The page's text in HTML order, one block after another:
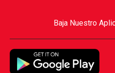
Baja Nuestro